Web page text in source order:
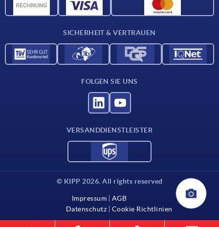
CAD-Daten
SICHERHEIT & VERTRAUEN
FOLGEN SIE UNS
VERSANDDIENSTLEISTER
© KIPP 2026. All rights reserved
Impressum
AGB
Datenschutz
Cookie Richtlinien